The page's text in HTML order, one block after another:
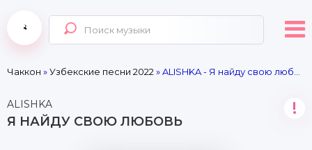
Чаккон »Узбекские песни 2022 » ALISHKA - Я найду свою любовь
ALISHKA
Я НАЙДУ СВОЮ ЛЮБОВЬ
!